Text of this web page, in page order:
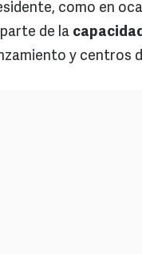
como en
de la
y centros